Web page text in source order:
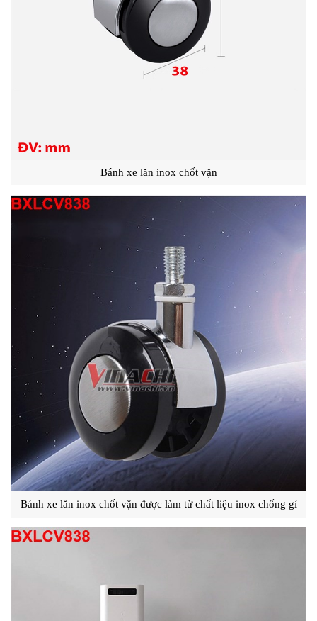
Bánh xe lăn inox chốt vặn
Bánh xe lăn inox chốt vặn được làm từ chất liệu inox chống gỉ